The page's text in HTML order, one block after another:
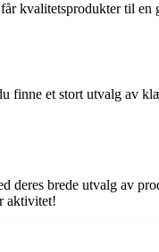
kvalitetsprodukter til
finne et stort utvalg av
deres brede utvalg av
aktivitet!